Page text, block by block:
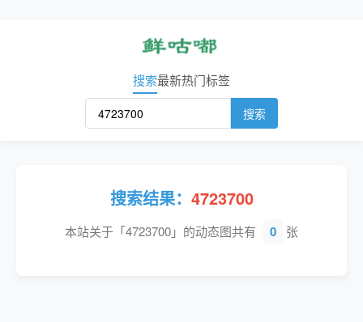
搜索最新热门标签
搜索
搜索结果： 4723700
本站关于「4723700」的动态图共有 0 张